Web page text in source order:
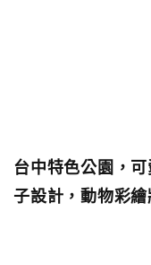
台中特色公園，
子設計，動物彩繪